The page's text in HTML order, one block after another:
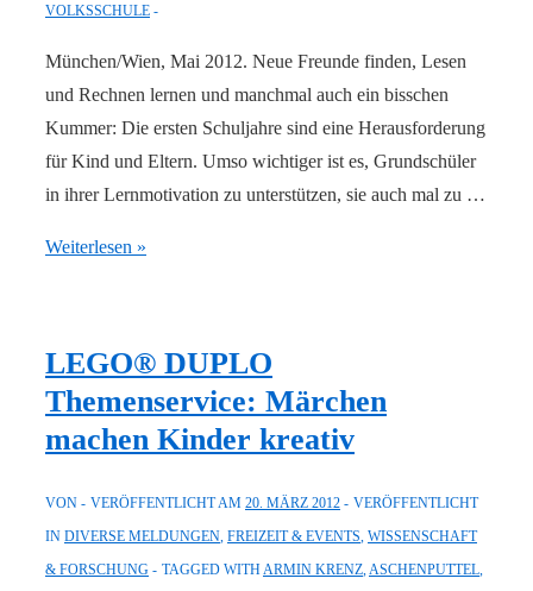
VOLKSSCHULE
München/Wien, Mai 2012. Neue Freunde finden, Lesen
und Rechnen lernen und manchmal auch ein bisschen
Kummer: Die ersten Schuljahre sind eine Herausforderung
für Kind und Eltern. Umso wichtiger ist es, Grundschüler
in ihrer Lernmotivation zu unterstützen, sie auch mal zu …
LEGO®
belohnen:
So
macht
Volksschule
noch
mehr
Weiterlesen »
LEGO® DUPLO
Themenservice: Märchen
machen Kinder kreativ
VON VERÖFFENTLICHT AM 20. MÄRZ 2012
VERÖFFENTLICHT
IN DIVERSE MELDUNGEN FREIZEIT & EVENTS WISSENSCHAFT
& FORSCHUNG
TAGGED WITH ARMIN KRENZ ASCHENPUTTEL